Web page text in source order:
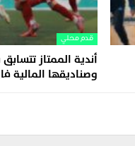
قدم محلي
أندية الممتاز
وصناديقها المالية